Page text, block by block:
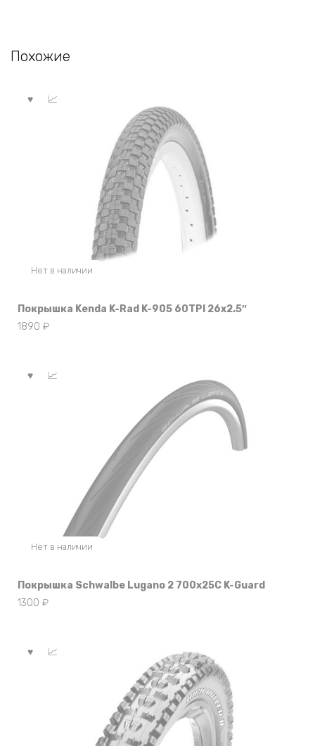
Похожие
Нет в наличии
Покрышка Kenda K-Rad K-905 60TPI 26х2.5″
1890 ₽
Нет в наличии
Покрышка Schwalbe Lugano 2 700x25C K-Guard
1300 ₽